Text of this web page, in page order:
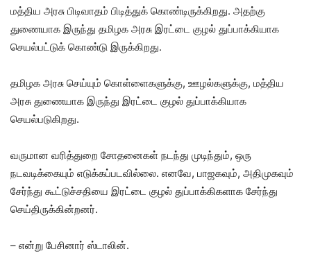
மத்திய அரசு பிடிவாதம் பிடித்துக் கொண்டிருக்கிறது. அதற்கு
துணையாக இருந்து தமிழக அரசு இரட்டை குழல் துப்பாக்கியாக
செயல்பட்டுக் கொண்டு இருக்கிறது.
தமிழக அரசு செய்யும் கொள்ளைகளுக்கு, ஊழல்களுக்கு, மத்திய
அரசு துணையாக இருந்து இரட்டை குழல் துப்பாக்கியாக
செயல்படுகிறது.
வருமான வரித்துறை சோதனைகள் நடந்து முடிந்தும், ஒரு
நடவடிக்கையும் எடுக்கப்படவில்லை. எனவே, பாஜகவும், அதிமுகவும்
சேர்ந்து கூட்டுச்சதியை இரட்டை குழல் துப்பாக்கிகளாக சேர்ந்து
செய்திருக்கின்றனர்.
– என்று பேசினார் ஸ்டாலின்.